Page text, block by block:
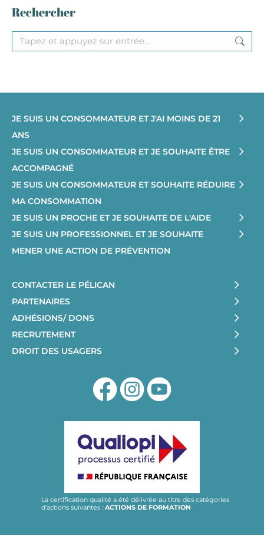
Rechercher
Recherche
JE SUIS UN CONSOMMATEUR ET J'AI MOINS DE 21
ANS
JE SUIS UN CONSOMMATEUR ET JE SOUHAITE ÊTRE
ACCOMPAGNÉ
JE SUIS UN CONSOMMATEUR ET SOUHAITE RÉDUIRE
MA CONSOMMATION
JE SUIS UN PROCHE ET JE SOUHAITE DE L'AIDE
JE SUIS UN PROFESSIONNEL ET JE SOUHAITE
MENER UNE ACTION DE PRÉVENTION
CONTACTER LE PÉLICAN
PARTENAIRES
ADHÉSIONS/ DONS
RECRUTEMENT
DROIT DES USAGERS
La certification qualité a été délivrée au titre des catégories
d'actions suivantes : ACTIONS DE FORMATION